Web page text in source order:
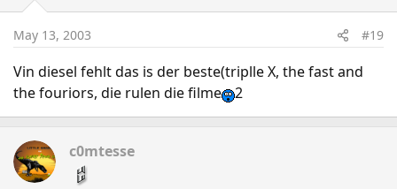
May 13, 2003 #19
Vin diesel fehlt das is der beste(triplle X, the fast and
the fouriors, die rulen die filme
2
c0mtesse